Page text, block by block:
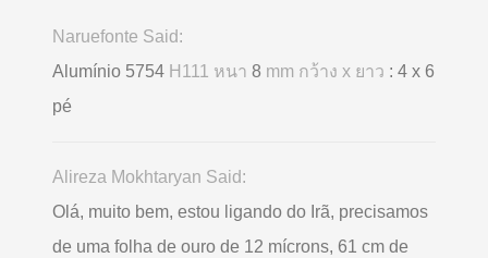
Naruefonte Said:
Alumínio 5754 H111 หนา 8 mm กว้าง x ยาว : 4 x 6
pé
Alireza Mokhtaryan Said:
Olá, muito bem, estou ligando do Irã, precisamos
de uma folha de ouro de 12 mícrons, 61 cm de